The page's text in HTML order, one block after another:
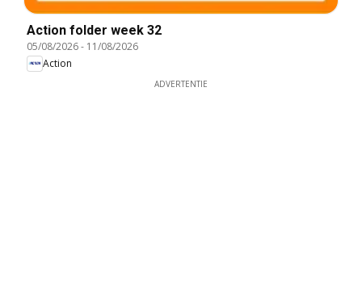
Action folder week 32
05/08/2026- 11/08/2026
Action
ADVERTENTIE